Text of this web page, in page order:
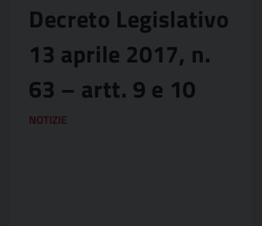
Decreto Legislativo
13 aprile 2017, n.
63 – artt. 9 e 10
NOTIZIE